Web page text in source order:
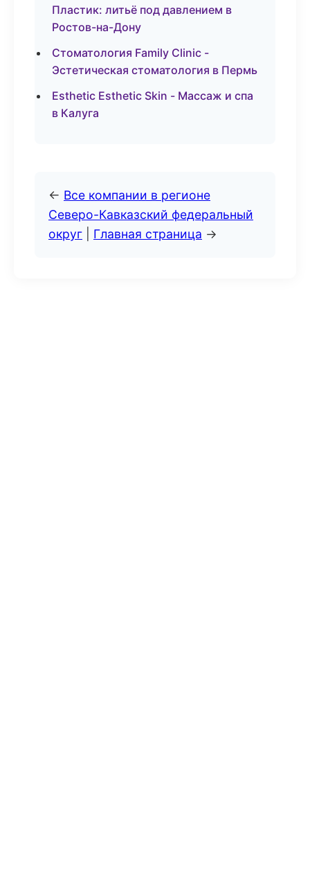
Пластик: литьё под давлением в
Ростов-на-Дону
Стоматология Family Clinic -
Эстетическая стоматология в Пермь
Esthetic Esthetic Skin - Массаж и спа
в Калуга
← Все компании в регионе
Северо-Кавказский федеральный
округ
Главная страница →